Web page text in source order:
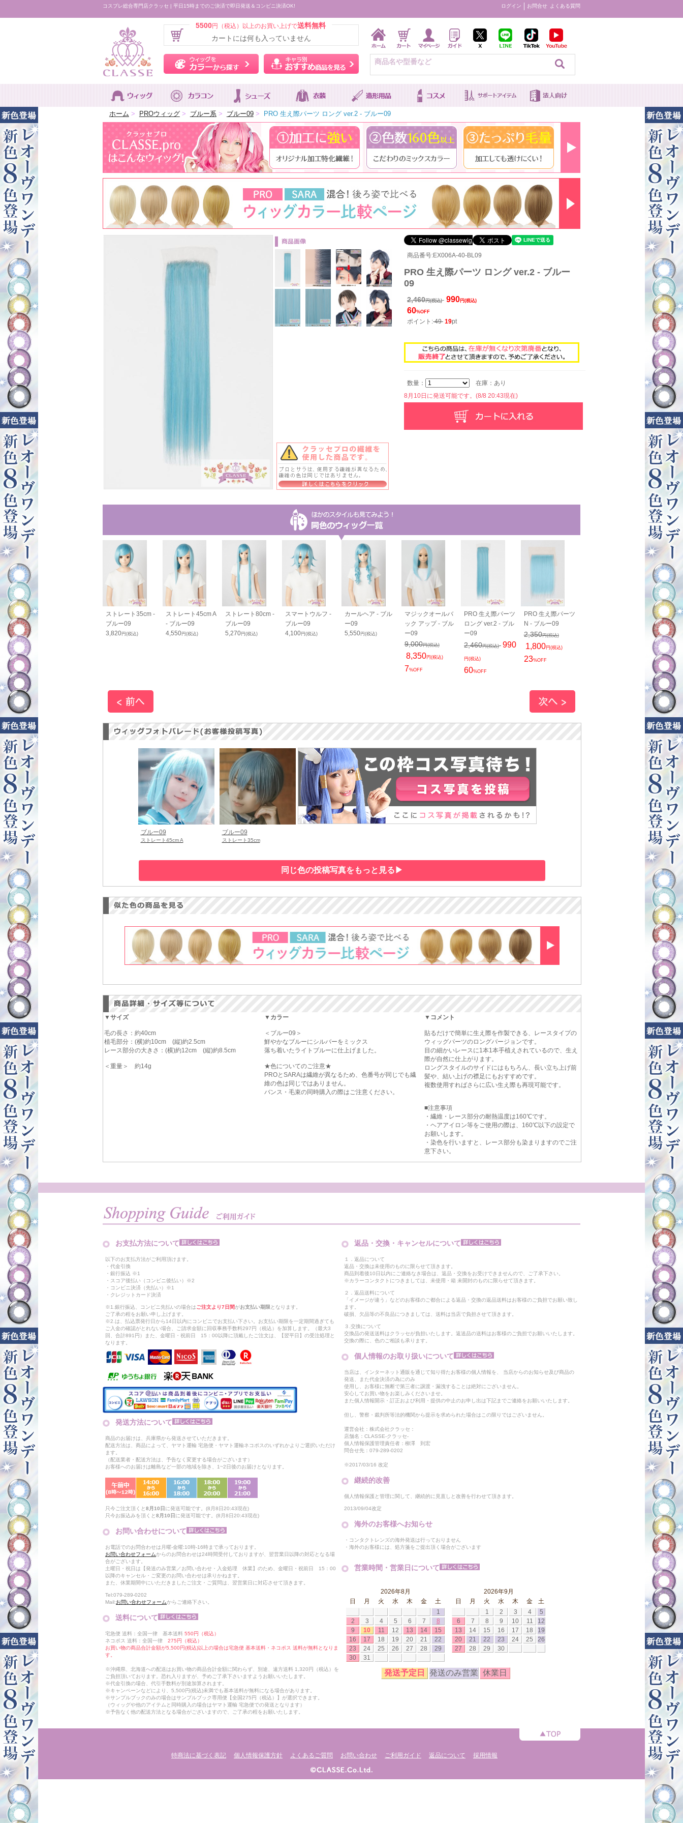
コスプレ総合専門店クラッセ | 平日15時までのご決済で即日発送＆コンビニ決済OK! ログイン お問合せ よくある質問
5500円（税込）以上のお買い上げで送料無料
カートには何も入っていません
ウィッグをカラーから探す キャラ別おすすめ商品を見る
ホーム > PROウィッグ > ブルー系 > ブルー09 > PRO 生え際パーツ ロング ver.2 - ブルー09
商品番号:EX006A-40-BL09
PRO 生え際パーツ ロング ver.2 - ブルー
09
2,460円(税込) 990 円(税込)
60%OFF
ポイント:49 19pt
数量：
在庫：あり
8月10日に発送可能です。(8/8 20:43現在)
- ブル
円(税込)
ストレート35cm -
ブルー09
3,820円(税込)
ストレート45cm A
- ブルー09
4,550円(税込)
ストレート80cm -
ブルー09
5,270円(税込)
スマートウルフ -
ブルー09
4,100円(税込)
カールヘア - ブル
ー09
5,550円(税込)
マジックオールバ
ック アップ - ブル
ー09
9,000円(税込)
8,350円(税込)
7%OFF
PRO 生え際パーツ
ロング ver.2 - ブル
ー09
2,460円(税込) 990
円(税込)
60%OFF
PRO 生え際パーツ
N - ブルー09
2,350円(税込)
1,800円(税込)
23%OFF
毛束60cm -
1,200円(税込)
ブルー09
ストレート45cm A
ブルー09
ストレート35cm
▼サイズ
毛の長さ：約40cm
植毛部分：(横)約10cm (縦)約2.5cm
レース部分の大きさ：(横)約12cm (縦)約8.5cm
＜重量＞ 約14g
▼カラー
＜ブルー09＞
鮮やかなブルーにシルバーをミックス
落ち着いたライトブルーに仕上げました。
★色についてのご注意★
PROとSARAは繊維が異なるため、色番号が同じでも繊
維の色は同じではありません。
バンス・毛束の同時購入の際はご注意ください。
▼コメント
貼るだけで簡単に生え際を作製できる、レースタイプの
ウィッグパーツのロングバージョンです。
目の細かいレースに1本1本手植えされているので、生え
際が自然に仕上がります。
ロングスタイルのサイドにはもちろん、長い立ち上げ前
髪や、結い上げの襟足にもおすすめです。
複数使用すればさらに広い生え際も再現可能です。
■注意事項
・繊維・レース部分の耐熱温度は160℃です。
・ヘアアイロン等をご使用の際は、160℃以下の設定で
お願いします。
・染色を行いますと、レース部分も染まりますのでご注
意下さい。
お支払方法について
以下のお支払方法がご利用頂けます。
・代金引換
・銀行振込 ※1
・スコア後払い（コンビニ後払い）※2
・コンビニ決済（先払い）※1
・クレジットカード決済
※1.銀行振込、コンビニ先払いの場合はご注文より7日間がお支払い期限 となります。
ご了承の程をお願い申し上げます。
※2.は、払込票発行日から14日以内にコンビニでお支払い下さい。お支払い期限を一定期間過ぎても
ご入金の確認がとれない場合、ご請求金額に回収事務手数料297円（税込）を加算します。（最大3
回、合計891円）また、金曜日・祝前日 15：00以降に頂戴したご注文は、【翌平日】の受注処理と
なります。
発送方法について
商品のお届けは、兵庫県から発送させていただきます。
配送方法は、商品によって、ヤマト運輸 宅急便・ヤマト運輸ネコポスのいずれかよりご選択いただけ
ます。
（配送業者・配送方法は、予告なく変更する場合がございます）
お客様へのお届けは離島など一部の地域を除き、1~2日後のお届けとなります。
只今ご注文頂くと8月10日 に発送可能です。(8月8日20:43現在)
只今お振込みを頂くと8月10日 に発送可能です。(8月8日20:43現在)
お問い合わせについて
お電話でのお問合わせは月曜-金曜:10時-16時まで承っております。
お問い合わせフォームからのお問合わせは24時間受付しておりますが、翌営業日以降の対応となる場
合がございます。
土曜日・祝日は【発送のみ営業／お問い合わせ・入金処理 休業】のため、金曜日・祝前日 15：00
以降のキャンセル・ご変更のお問い合わせは承りかねます。
また、休業期間中にいただきましたご注文・ご質問は、翌営業日に対応させて頂きます。
Tel:079-289-0202
Mail:お問い合わせフォームからご連絡下さい。
送料について
宅急便 送料：全国一律 基本送料 550円（税込）
ネコポス 送料：全国一律 275円（税込）
お買い物の商品合計金額が5,500円(税込)以上の場合は宅急便 基本送料・ネコポス 送料が無料となりま
す。
※沖縄県、北海道への配送はお買い物の商品合計金額に関わらず、別途、遠方送料 1,320円（税込）を
ご負担頂いております。恐れ入りますが、予めご了承下さいますようお願いいたします。
※代金引換の場合、代引手数料が別途加算されます。
※キャンペーンなどにより、5,500円(税込)未満でも基本送料が無料になる場合があります。
※サンプルブックのみの場合はサンプルブック専用便【全国275円（税込）】が選択できます。
（ウィッグや他のアイテムと同時購入の場合はヤマト運輸 宅急便での発送となります）
※予告なく他の配送方法となる場合がございますので、ご了承の程をお願いたします。
返品・交換・キャンセルについて
１．返品について
返品・交換は未使用のものに限らせて頂きます。
商品到着後10日以内にご連絡なき場合は、返品・交換をお受けできませんので、ご了承下さい。
※カラーコンタクトにつきましては、未使用・箱 未開封のものに限らせて頂きます。
２．返品送料について
「イメージが違う」などのお客様のご都合による返品・交換の返品送料はお客様のご負担でお願い致し
ます。
破損、欠品等の不良品につきましては、送料は当店で負担させて頂きます。
３.交換について
交換品の発送送料はクラッセが負担いたします。返送品の送料はお客様のご負担でお願いいたします。
交換の際に、色のご相談も承ります。
個人情報のお取り扱いについて
当店は、インターネット通販を通じて知り得たお客様の個人情報を、 当店からのお知らせ及び商品の
発送、また代金決済の為にのみ
使用し、お客様に無断で第三者に譲渡・漏洩することは絶対にございません。
安心してお買い物をお楽しみくださいませ。
また個人情報開示・訂正および利用・提供の中止のお申し出は下記までご連絡をお願いいたします。
但し、警察・裁判所等法的機関から提示を求められた場合はこの限りではございません。
運営会社：株式会社クラッセ：
店舗名：CLASSE-クラッセ-
個人情報保護管理責任者：柳澤 到宏
問合せ先：079-289-0202
※2017/03/16 改定
継続的改善
個人情報保護と管理に関して、継続的に見直しと改善を行わせて頂きます。
2013/09/04改定
海外のお客様へお知らせ
・コンタクトレンズの海外発送は行っておりません
・海外のお客様には、処方箋をご提出頂く場合がございます
営業時間・営業日について
2026年8月
日
月 火 水 木 金
土
1
2
3 4 5 6 7
8
9
10 11 12 13 14
15
16
17 18 19 20 21
22
23
24 25 26 27 28
29
30
31
2026年9月
日
月 火 水 木 金
土
1
2 3 4
5
6
7 8 9 10 11
12
13
14 15 16 17 18
19
20
21 22 23 24 25
26
27
28 29 30
発送予定日 発送のみ営業 休業日
特商法に基づく表記 個人情報保護方針 よくあるご質問 お問い合わせ ご利用ガイド 返品について 採用情報